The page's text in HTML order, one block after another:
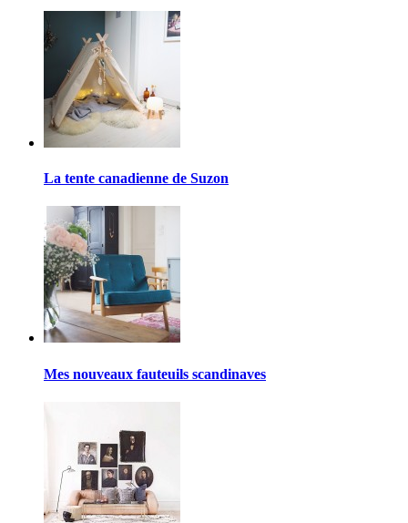
La tente canadienne de Suzon
Mes nouveaux fauteuils scandinaves